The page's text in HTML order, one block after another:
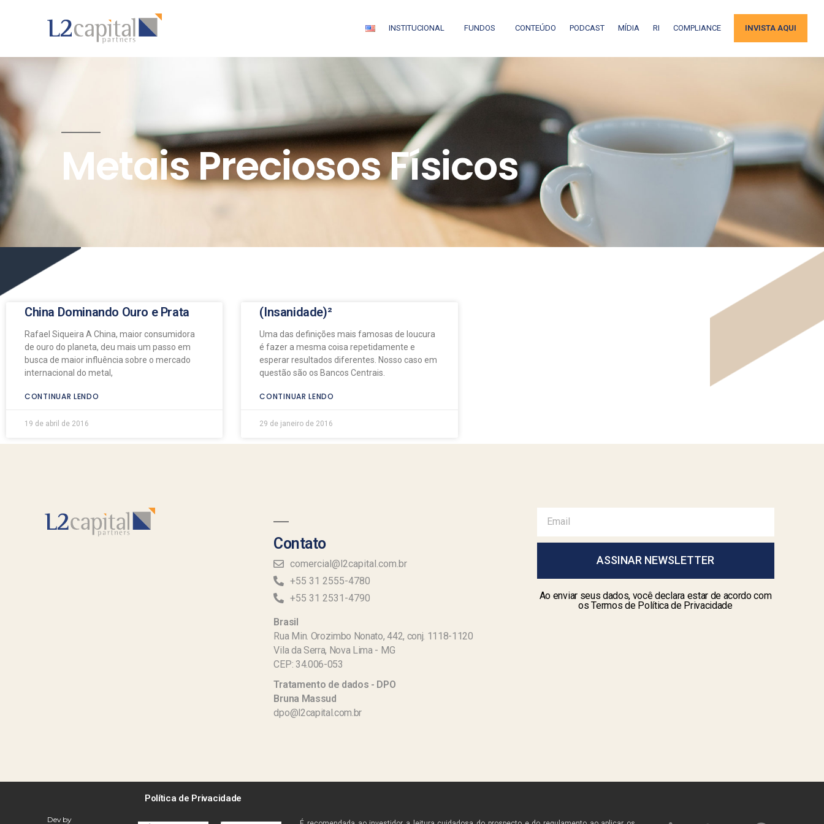
INSTITUCIONAL FUNDOS CONTEÚDO PODCAST MÍDIA RI COMPLIANCE INVISTA AQUI
Metais Preciosos Físicos
China Dominando Ouro e Prata
Rafael Siqueira A China, maior consumidora
de ouro do planeta, deu mais um passo em
busca de maior influência sobre o mercado
internacional do metal,
CONTINUAR LENDO
19 de abril de 2016
(Insanidade)²
Uma das definições mais famosas de loucura
é fazer a mesma coisa repetidamente e
esperar resultados diferentes. Nosso caso em
questão são os Bancos Centrais.
CONTINUAR LENDO
29 de janeiro de 2016
Contato
comercial@l2capital.com.br
+55 31 2555-4780
+55 31 2531-4790
Brasil
Rua Min. Orozimbo Nonato, 442, conj. 1118-1120
Vila da Serra, Nova Lima - MG
CEP: 34.006-053
Tratamento de dados - DPO
Bruna Massud
dpo@l2capital.com.br
ASSINAR NEWSLETTER
Ao enviar seus dados, você declara estar de acordo com
os Termos de Política de Privacidade
Dev by
Política de Privacidade